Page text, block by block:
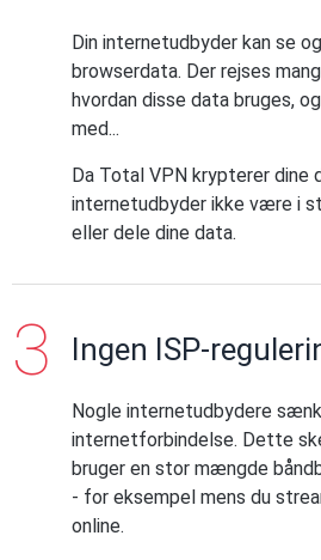
Din internetudbyder kan se
browserdata. Der rejses
hvordan disse data bruges,
med...
Da Total VPN krypterer dine
internetudbyder ikke være i
eller dele dine data.
Ingen ISP-
Nogle internetudbydere
internetforbindelse. Dette
bruger en stor mængde
- for eksempel mens du
online.